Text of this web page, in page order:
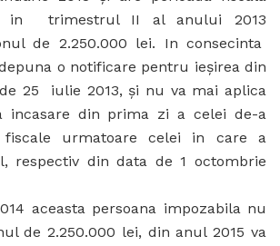
in trimestrul II al anului 2013
de 2.250.000 lei. In consecinta
o notificare pentru ieşirea din
25 iulie 2013, şi nu va mai aplica
incasare din prima zi a celei de-a
fiscale urmatoare celei in care a
respectiv din data de 1 octombrie
aceasta persoana impozabila nu
de 2.250.000 lei, din anul 2015 va